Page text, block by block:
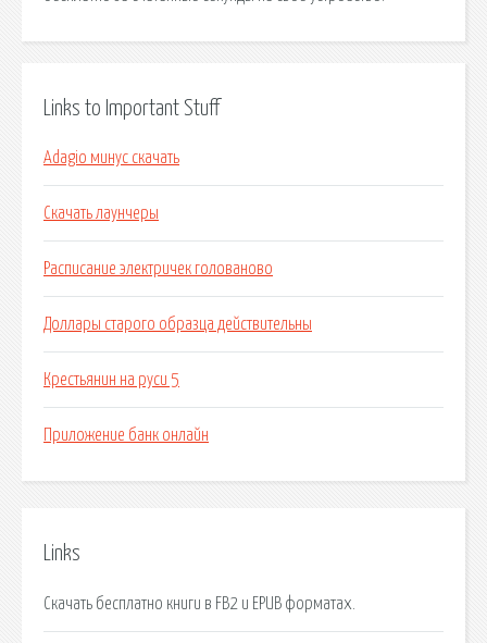
Links to Important Stuff
Adagio минус скачать
Скачать лаунчеры
Расписание электричек голованово
Доллары старого образца действительны
Крестьянин на руси 5
Приложение банк онлайн
Links
Скачать бесплатно книги в FB2 и EPUB форматах.